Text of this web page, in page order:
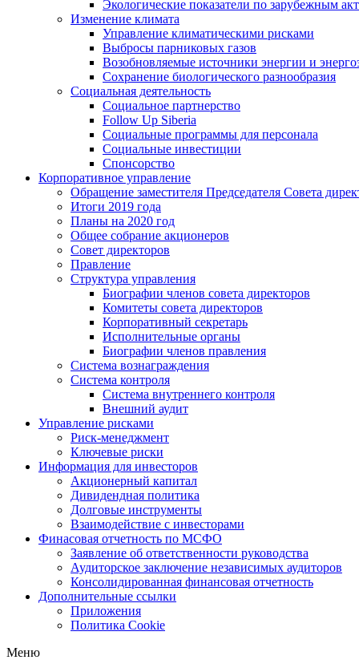
Экологические показатели по зарубежным
Изменение климата
Управление климатическими рисками
Выбросы парниковых газов
Возобновляемые источники энергии и
Сохранение биологического разнообразия
Социальная деятельность
Социальное партнерство
Follow Up Siberia
Социальные программы для персонала
Социальные инвестиции
Спонсорство
Корпоративное управление
Обращение заместителя Председателя Совета
Итоги 2019 года
Планы на 2020 год
Общее собрание акционеров
Совет директоров
Правление
Структура управления
Биографии членов совета директоров
Комитеты совета директоров
Корпоративный секретарь
Исполнительные органы
Биографии членов правления
Система вознаграждения
Система контроля
Система внутреннего контроля
Внешний аудит
Управление рисками
Риск-менеджмент
Ключевые риски
Информация для инвесторов
Акционерный капитал
Дивидендная политика
Долговые инструменты
Взаимодействие с инвеcторами
Финасовая отчетность по МСФО
Заявление об ответственности руководства
Аудиторское заключение независимых аудиторов
Консолидированная финансовая отчетность
Дополнительные ссылки
Приложения
Политика Cookie
Меню